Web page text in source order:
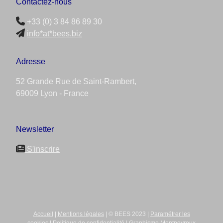
Contactez-nous
+33 (0) 3 84 86 89 30
info*at*bees.biz
Adresse
52 Grande Rue de Saint-Rambert,
69009 Lyon - France
Newsletter
S'inscrire
Accueil Mentions légales| © BEES 2023 |
Paramétrer les